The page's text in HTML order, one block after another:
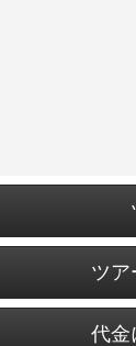
ツア
代金